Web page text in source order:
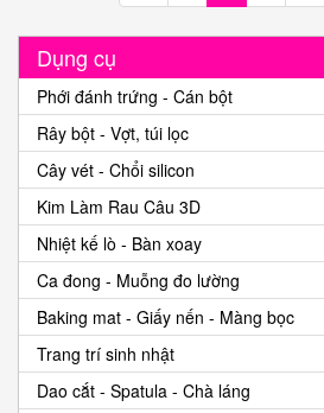
Dụng cụ
Phới đánh trứng - Cán bột
Rây bột - Vợt, túi lọc
Cây vét - Chổi silicon
Kim Làm Rau Câu 3D
Nhiệt kế lò - Bàn xoay
Ca đong - Muỗng đo lường
Baking mat - Giấy nến - Màng bọc
Trang trí sinh nhật
Dao cắt - Spatula - Chà láng